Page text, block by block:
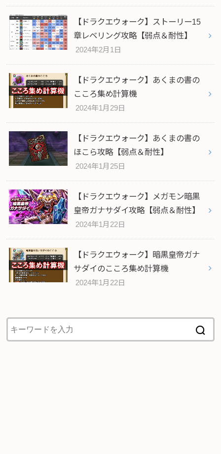
【ドラクエウォーク】ストーリー15
章レベリング攻略【弱点＆耐性】
2024年2月1日
【ドラクエウォーク】あくまの書の
こころ集め計算機
2024年1月29日
【ドラクエウォーク】あくまの書の
ほこら攻略【弱点＆耐性】
2024年1月25日
【ドラクエウォーク】メガモン暗黒
皇帝ガナサダイ攻略【弱点＆耐性】
2024年1月22日
【ドラクエウォーク】暗黒皇帝ガナ
サダイのこころ集め計算機
2024年1月22日